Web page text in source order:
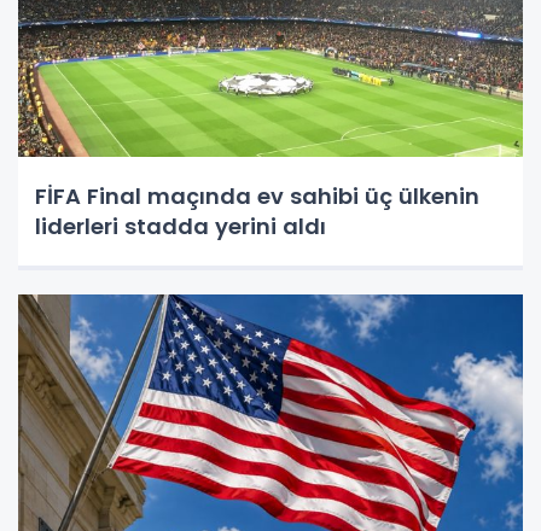
FİFA Final maçında ev sahibi üç ülkenin
liderleri stadda yerini aldı